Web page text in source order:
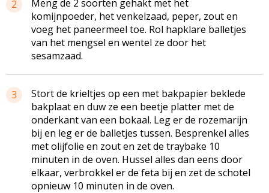
2
Meng de 2 soorten gehakt met het
komijnpoeder, het venkelzaad, peper, zout en
voeg het paneermeel toe. Rol hapklare balletjes
van het mengsel en wentel ze door het
sesamzaad.
3
Stort de krieltjes op een met bakpapier beklede
bakplaat en duw ze een beetje platter met de
onderkant van een bokaal. Leg er de rozemarijn
bij en leg er de balletjes tussen. Besprenkel alles
met olijfolie en zout en zet de traybake 10
minuten in de oven. Hussel alles dan eens door
elkaar, verbrokkel er de feta bij en zet de schotel
opnieuw 10 minuten in de oven.